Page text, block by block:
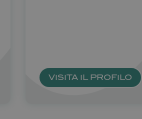
VISITA IL PROFILO